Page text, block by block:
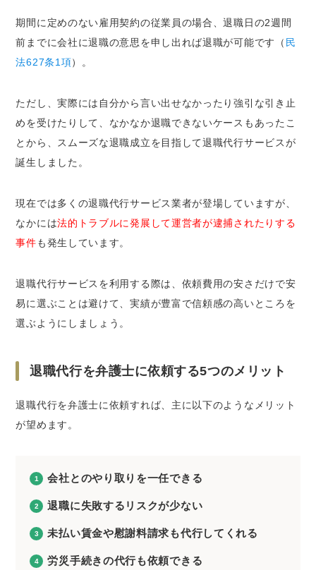
期間に定めのない雇用契約の従業員の場合、退職日の2週間
前までに会社に退職の意思を申し出れば退職が可能です（ 民
法627条1項）。
ただし、実際には自分から言い出せなかったり強引な引き止
めを受けたりして、なかなか退職できないケースもあったこ
とから、スムーズな退職成立を目指して退職代行サービスが
誕生しました。
現在では多くの退職代行サービス業者が登場していますが、
なかには法的トラブルに発展して運営者が逮捕されたりする
事件も発生しています。
退職代行サービスを利用する際は、依頼費用の安さだけで安
易に選ぶことは避けて、実績が豊富で信頼感の高いところを
選ぶようにしましょう。
退職代行を弁護士に依頼する5つのメリット
退職代行を弁護士に依頼すれば、主に以下のようなメリット
が望めます。
会社とのやり取りを一任できる
退職に失敗するリスクが少ない
未払い賃金や慰謝料請求も代行してくれる
労災手続きの代行も依頼できる